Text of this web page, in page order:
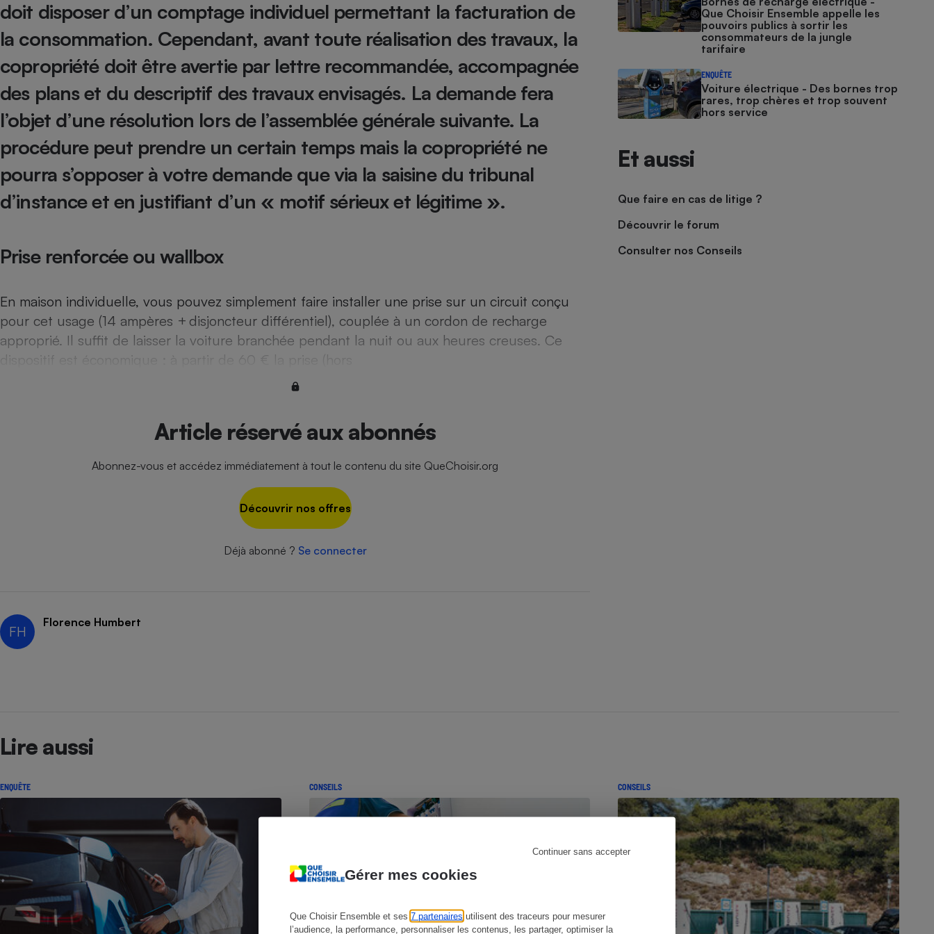
Gérer mes cookies
Que Choisir Ensemble et ses 7 partenaires utilisent des traceurs pour mesurer
l’audience, la performance, personnaliser les contenus, les partager, optimiser la
Continuer sans accepter
doit disposer d’un comptage individuel permettant la facturation de
la consommation. Cependant, avant toute réalisation des travaux, la
copropriété doit être avertie par lettre recommandée, accompagnée
des plans et du descriptif des travaux envisagés. La demande fera
l’objet d’une résolution lors de l’assemblée générale suivante. La
procédure peut prendre un certain temps mais la copropriété ne
pourra s’opposer à votre demande que via la saisine du tribunal
d’instance et en justifiant d’un « motif sérieux et légitime ».
Prise renforcée ou wallbox
En maison individuelle, vous pouvez simplement faire installer une prise sur un circuit conçu
pour cet usage (14 ampères + disjoncteur différentiel), couplée à un cordon de recharge
approprié. Il suffit de laisser la voiture branchée pendant la nuit ou aux heures creuses. Ce
dispositif est économique : à partir de 60 € la prise (hors
Article réservé aux abonnés
Abonnez-vous et accédez immédiatement à tout le contenu du site QueChoisir.org
Découvrir nos offres
Déjà abonné ? Se connecter
FH
Florence Humbert
Que Choisir Ensemble appelle les
pouvoirs publics à sortir les
consommateurs de la jungle
tarifaire
ENQUÊTE
Voiture électrique - Des bornes trop
rares, trop chères et trop souvent
hors service
Et aussi
Que faire en cas de litige ?
Découvrir le forum
Consulter nos Conseils
Lire aussi
ENQUÊTE CONSEILS CONSEILS
Complément
alimentaire
Foie gras
Champagne - Comment choisir une
bouteille de champagne
Assurance vie
Banque en ligne
Gros électroménager
Petit électroménager - Ustensile
Plaque de cuisson à
Ventilateur
Robot ménager
Internet
Téléphonie
Antivirus
Matelas Poêle à granulés
Radiateur électrique Électricité - Gaz
Ventilateur
Mutuelle Aide auditive